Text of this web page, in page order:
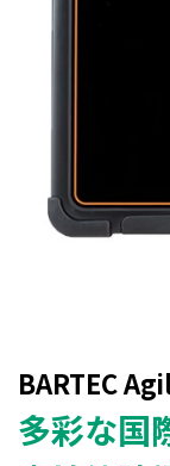
BARTEC
多彩な国